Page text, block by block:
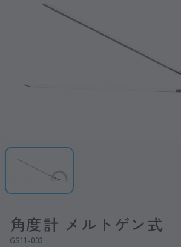
角度計 メルトゲン式
GS11-003